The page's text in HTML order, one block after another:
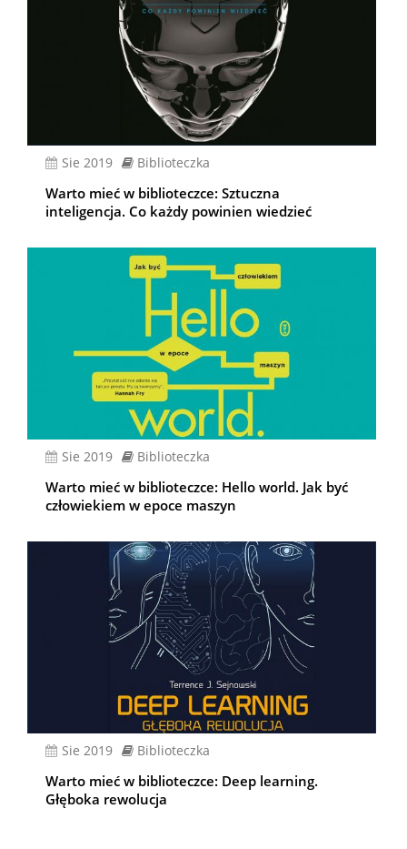
sie 2019 Biblioteczka
Warto mieć w biblioteczce: Sztuczna
inteligencja. Co każdy powinien wiedzieć
sie 2019 Biblioteczka
Warto mieć w biblioteczce: Hello world. Jak być
człowiekiem w epoce maszyn
sie 2019 Biblioteczka
Warto mieć w biblioteczce: Deep learning.
Głęboka rewolucja